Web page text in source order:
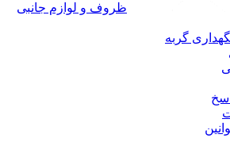
ظروف و لوازم جانبی
گربه